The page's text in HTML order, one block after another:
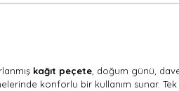
kağıt peçete , doğum günü,
konforlu bir kullanım sunar.